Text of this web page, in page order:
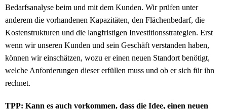
Bedarfsanalyse beim und mit dem Kunden. Wir prüfen unter
anderem die vorhandenen Kapazitäten, den Flächenbedarf, die
Kostenstrukturen und die langfristigen Investitionsstrategien. Erst
wenn wir unseren Kunden und sein Geschäft verstanden haben,
können wir einschätzen, wozu er einen neuen Standort benötigt,
welche Anforderungen dieser erfüllen muss und ob er sich für ihn
rechnet.
TPP: Kann es auch vorkommen, dass die Idee, einen neuen